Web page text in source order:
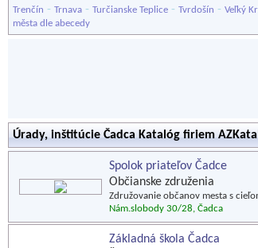
Trenčín - Trnava - Turčianske Teplice - Tvrdošín - Veľký
města dle abecedy
Úrady, inštitúcie Čadca Katalóg firiem
Spolok priateľov Čadce
Občianske združenia
Združovanie občanov mesta s
Nám.slobody 30/28, Čadca
Základná škola Čadca